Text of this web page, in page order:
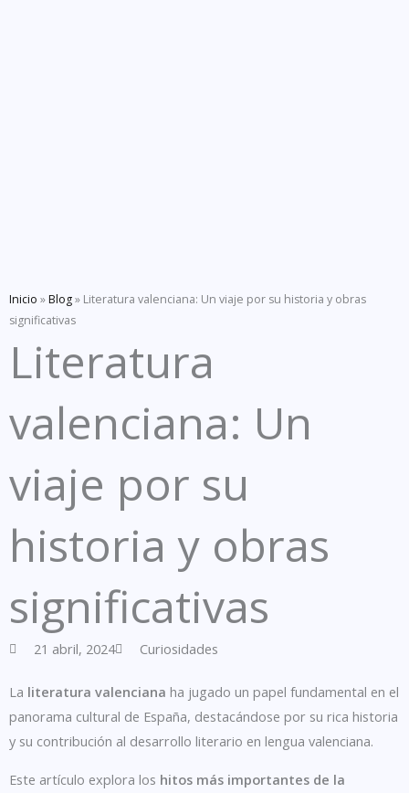
Inicio »Blog» Literatura valenciana: Un viaje por su historia y obras
significativas
Literatura
valenciana: Un
viaje por su
historia y obras
significativas
21 abril, 2024 Curiosidades
La literatura valenciana ha jugado un papel fundamental en el
panorama cultural de España, destacándose por su rica historia
y su contribución al desarrollo literario en lengua valenciana.
Este artículo explora los hitos más importantes de la